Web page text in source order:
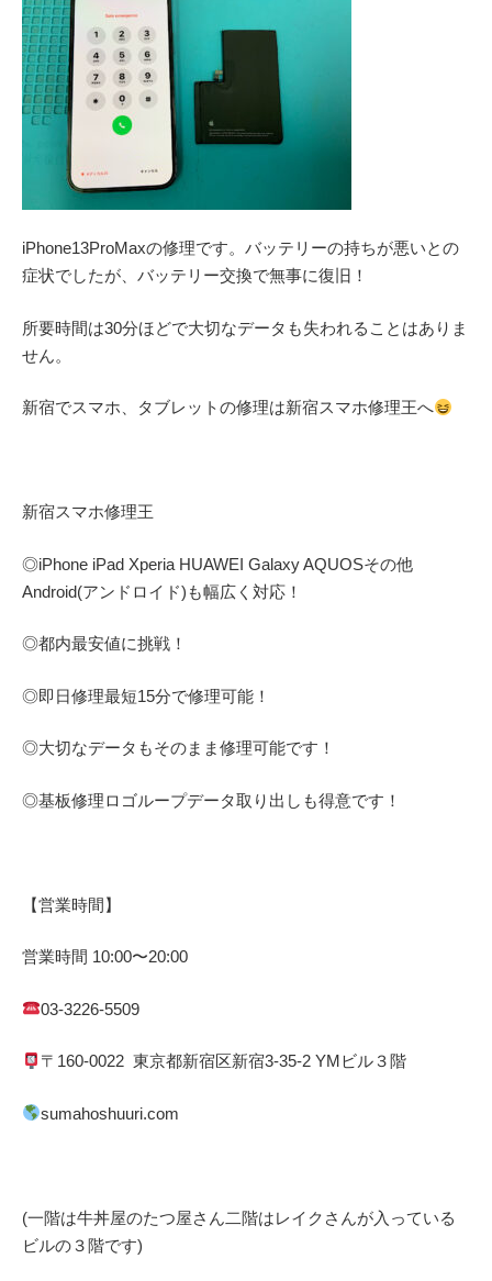
iPhone13ProMaxの修理です。バッテリーの持ちが悪いとの
症状でしたが、バッテリー交換で無事に復旧！
所要時間は30分ほどで大切なデータも失われることはありま
せん。
新宿でスマホ、タブレットの修理は新宿スマホ修理王へ
新宿スマホ修理王
◎iPhone iPad Xperia HUAWEI Galaxy AQUOSその他
Android(アンドロイド) も幅広く対応！
◎都内最安値に挑戦！
◎即日修理最短15分で修理可能！
◎大切なデータもそのまま修理可能です！
◎基板修理ロゴループデータ取り出しも得意です！
【営業時間】
営業時間 10:00〜20:00
03-3226-5509
〒 160-0022 東京都新宿区新宿3-35-2 YMビル３階
sumahoshuuri.com
(一階は牛丼屋のたつ屋さん二階はレイクさんが入っている
ビルの３階です)